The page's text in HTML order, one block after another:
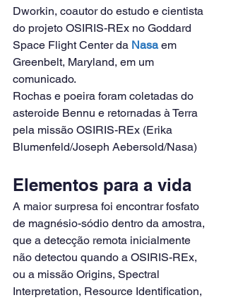
Dworkin, coautor do estudo e cientista
do projeto OSIRIS-REx no Goddard
Space Flight Center da Nasa em
Greenbelt, Maryland, em um
comunicado.
Rochas e poeira foram coletadas do
asteroide Bennu e retornadas à Terra
pela missão OSIRIS-REx (Erika
Blumenfeld/Joseph Aebersold/Nasa)
Elementos para a vida
A maior surpresa foi encontrar fosfato
de magnésio-sódio dentro da amostra,
que a detecção remota inicialmente
não detectou quando a OSIRIS-REx,
ou a missão Origins, Spectral
Interpretation, Resource Identification,